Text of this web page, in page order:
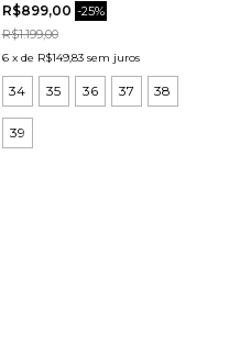
R$899,00 -25%
R$1.199,00
6 x de R$149,83 sem juros
34 35 36 37 38
39